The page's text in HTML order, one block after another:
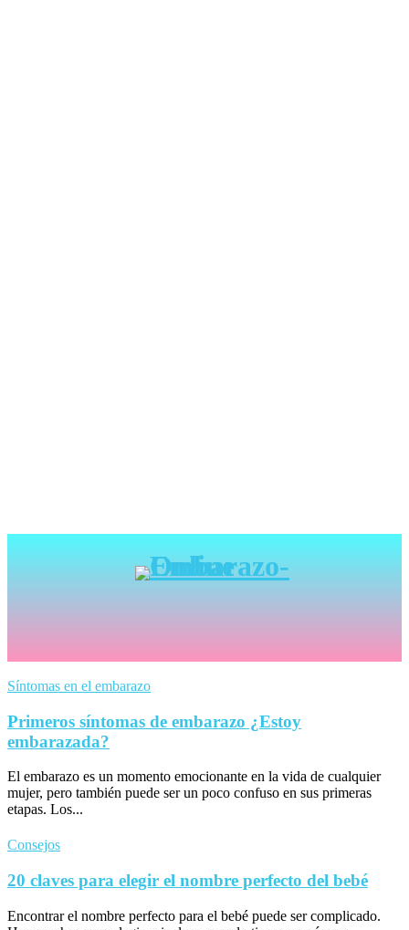
Síntomas en el embarazo
Primeros síntomas de embarazo ¿Estoy
embarazada?
El embarazo es un momento emocionante en la vida de cualquier
mujer, pero también puede ser un poco confuso en sus primeras
etapas. Los...
Consejos
20 claves para elegir el nombre perfecto del bebé
Encontrar el nombre perfecto para el bebé puede ser complicado.